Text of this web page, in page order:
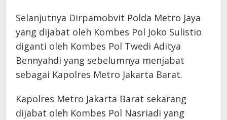
Selanjutnya Dirpamobvit Polda Metro Jaya
yang dijabat oleh Kombes Pol Joko Sulistio
diganti oleh Kombes Pol Twedi Aditya
Bennyahdi yang sebelumnya menjabat
sebagai Kapolres Metro Jakarta Barat.
Kapolres Metro Jakarta Barat sekarang
dijabat oleh Kombes Pol Nasriadi yang